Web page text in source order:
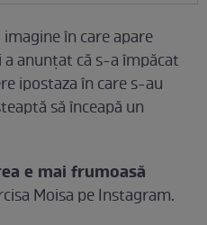
în care apare
anunțat că s-a împăcat
ipostaza în care s-au
să înceapă un
e mai frumoasă
Moisa pe Instagram.